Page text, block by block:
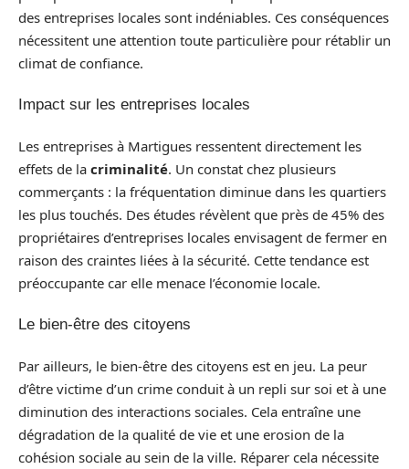
des entreprises locales sont indéniables. Ces conséquences
nécessitent une attention toute particulière pour rétablir un
climat de confiance.
Impact sur les entreprises locales
Les entreprises à Martigues ressentent directement les
effets de la criminalité. Un constat chez plusieurs
commerçants : la fréquentation diminue dans les quartiers
les plus touchés. Des études révèlent que près de 45% des
propriétaires d’entreprises locales envisagent de fermer en
raison des craintes liées à la sécurité. Cette tendance est
préoccupante car elle menace l’économie locale.
Le bien-être des citoyens
Par ailleurs, le bien-être des citoyens est en jeu. La peur
d’être victime d’un crime conduit à un repli sur soi et à une
diminution des interactions sociales. Cela entraîne une
dégradation de la qualité de vie et une erosion de la
cohésion sociale au sein de la ville. Réparer cela nécessite